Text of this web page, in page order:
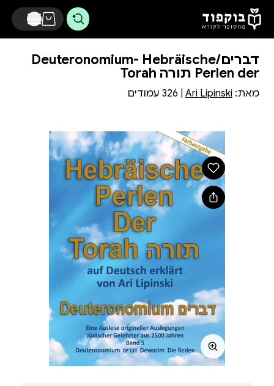
דלג לתוכן הראשי
דברים/Deuteronomium- Hebräische
Perlen der תורה Torah
מאת: Ari Lipinski